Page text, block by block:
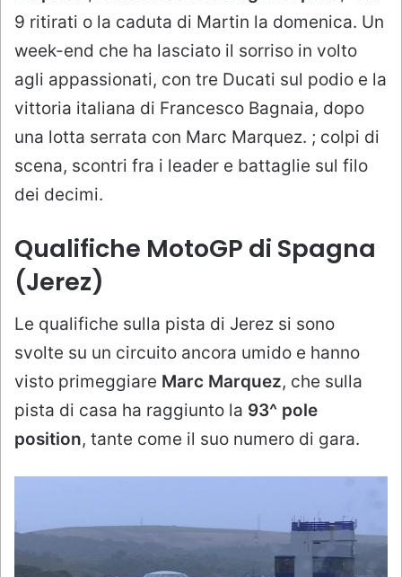
9 ritirati o la caduta di Martin la domenica. Un
week-end che ha lasciato il sorriso in volto
agli appassionati, con tre Ducati sul podio e la
vittoria italiana di Francesco Bagnaia, dopo
una lotta serrata con Marc Marquez. ; colpi di
scena, scontri fra i leader e battaglie sul filo
dei decimi.
Qualifiche MotoGP di Spagna
(Jerez)
Le qualifiche sulla pista di Jerez si sono
svolte su un circuito ancora umido e hanno
visto primeggiare Marc Marquez, che sulla
pista di casa ha raggiunto la 93^ pole
position, tante come il suo numero di gara.